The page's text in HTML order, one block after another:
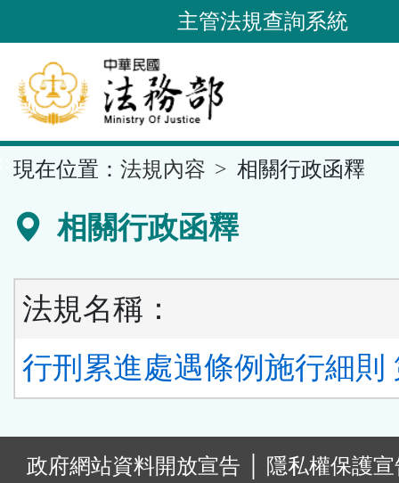
到
要
內
容
區
主管法規查詢系統
現在位置： 法規內容 相關行政函釋
相關行政函釋
法規名稱：
行刑累進處遇條例施行細則
政府網站資料開放宣告
隱私權保護